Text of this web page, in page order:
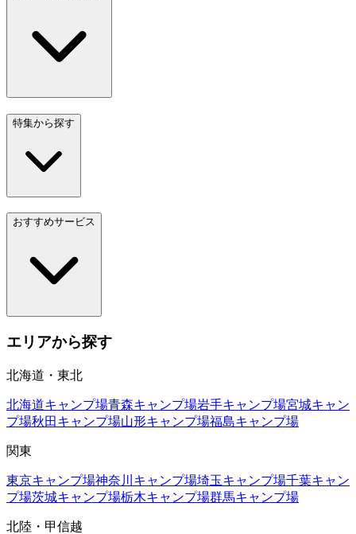
特集から探す
おすすめサービス
エリアから探す
北海道・東北
北海道キャンプ場青森キャンプ場岩手キャンプ場宮城キャン
プ場秋田 キャンプ場山形キャンプ場福島キャンプ場
関東
東京キャンプ場神奈川 キャンプ場埼玉キャンプ場千葉キャン
プ場茨城キャンプ場栃木キャンプ場群馬キャンプ場
北陸・甲信越